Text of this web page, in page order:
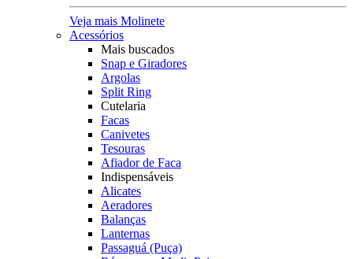
Veja mais Molinete
Acessórios
Mais buscados
Snap e Giradores
Argolas
Split Ring
Cutelaria
Facas
Canivetes
Tesouras
Afiador de Faca
Indispensáveis
Alicates
Aeradores
Balanças
Lanternas
Passaguá (Puça)